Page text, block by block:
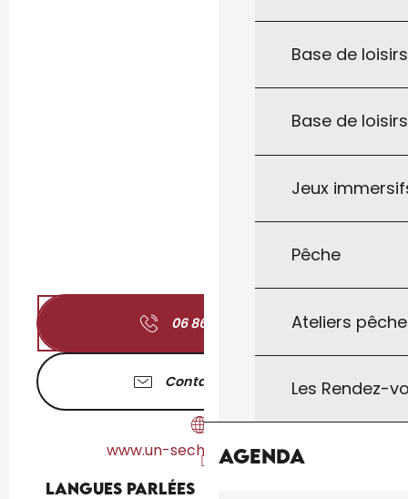
Base de
Base de
Jeux
Pêche
Ateliers
Les Rendez-
Agenda
06 86 89 54
Contactez-nous
www.un-sechoir-a-lantis.fr
Langues parlées
Langues parlées